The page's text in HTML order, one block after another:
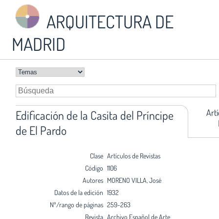
ARQUITECTURA DE
MADRID
Edificación de la Casita del Príncipe
de El Pardo
Clase Artículos de Revistas
Código 1106
Autores MORENO VILLA, José
Datos de la edición 1932
Nº/rango de páginas 259-263
Revista Archivo Español de Arte